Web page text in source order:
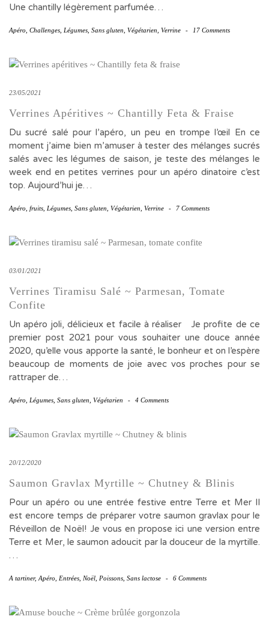
Une chantilly légèrement parfumée…
Apéro Challenges Légumes Sans gluten Végétarien Verrine - 17 Comments
23/05/2021
Verrines Apéritives ~ Chantilly Feta & Fraise
Du sucré salé pour l’apéro, un peu en trompe l’œil En ce
moment j’aime bien m’amuser à tester des mélanges sucrés
salés avec les légumes de saison, je teste des mélanges le
week end en petites verrines pour un apéro dinatoire c’est
top. Aujourd’hui je…
Apéro fruits Légumes Sans gluten Végétarien Verrine - 7 Comments
03/01/2021
Verrines Tiramisu Salé ~ Parmesan, Tomate
Confite
Un apéro joli, délicieux et facile à réaliser Je profite de ce
premier post 2021 pour vous souhaiter une douce année
2020, qu’elle vous apporte la santé, le bonheur et on l’espère
beaucoup de moments de joie avec vos proches pour se
rattraper de…
Apéro Légumes Sans gluten Végétarien - 4 Comments
20/12/2020
Saumon Gravlax Myrtille ~ Chutney & Blinis
Pour un apéro ou une entrée festive entre Terre et Mer Il
est encore temps de préparer votre saumon gravlax pour le
Réveillon de Noël! Je vous en propose ici une version entre
Terre et Mer, le saumon adoucit par la douceur de la myrtille.
…
A tartiner, Apéro Entrées Noël Poissons Sans lactose - 6 Comments